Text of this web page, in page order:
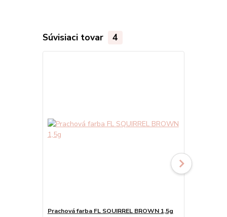
Súvisiaci tovar 4
Prachová farba FL SQUIRREL BROWN 1,5g